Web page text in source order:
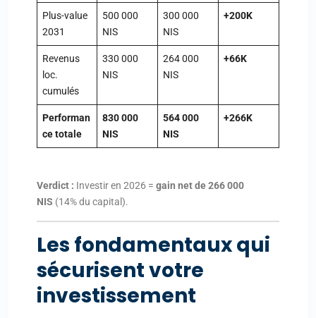
Plus-value
2031
500 000
NIS
300 000
NIS
+200K
Revenus
loc.
cumulés
330 000
NIS
264 000
NIS
+66K
Performan
ce totale
830 000
NIS
564 000
NIS
+266K
Verdict : Investir en 2026 = gain net de 266 000
NIS (14% du capital).
Les fondamentaux qui
sécurisent votre
investissement